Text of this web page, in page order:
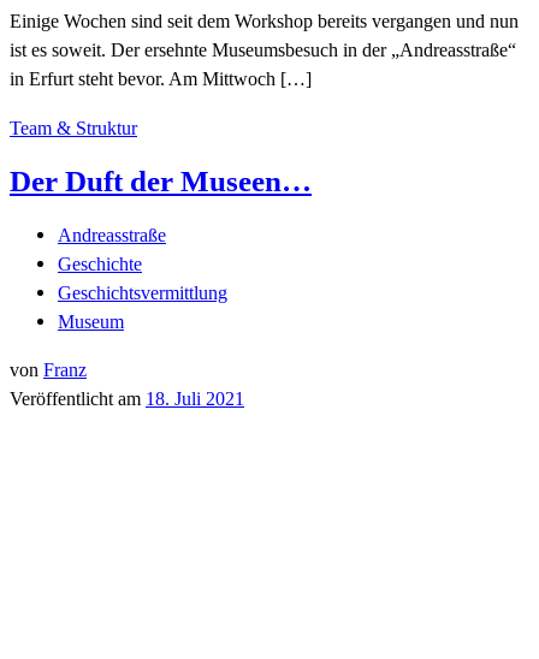
Einige Wochen sind seit dem Workshop bereits vergangen und nun
ist es soweit. Der ersehnte Museumsbesuch in der „Andreasstraße“
in Erfurt steht bevor. Am Mittwoch […]
Team & Struktur
Der Duft der Museen…
Andreasstraße
Geschichte
Geschichtsvermittlung
Museum
von Franz
Veröffentlicht am 18. Juli 2021